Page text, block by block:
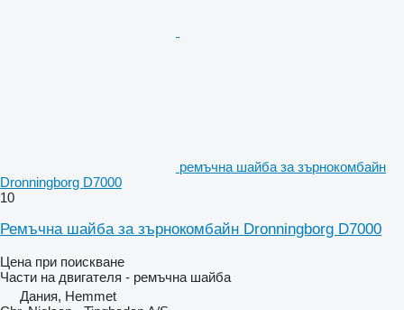
ремъчна шайба за зърнокомбайн
Dronningborg D7000
10
Ремъчна шайба за зърнокомбайн Dronningborg D7000
Цена при поискване
Части на двигателя - ремъчна шайба
Дания, Hemmet